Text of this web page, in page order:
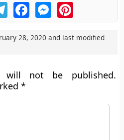
TelegramFacebookMessengerPinterest
28, 2020 and last modified
will not be published.
*